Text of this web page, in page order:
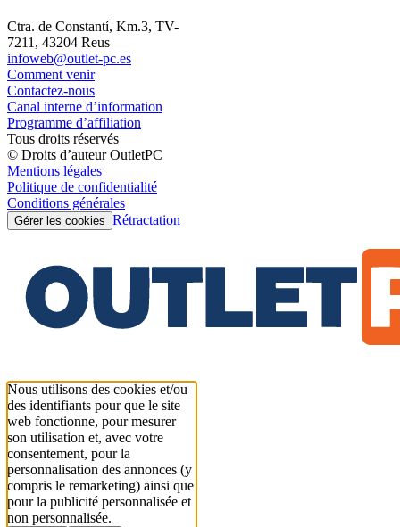
Ctra. de Constantí, Km.3, TV-
7211, 43204 Reus
infoweb@outlet-pc.es
Comment venir
Contactez-nous
Canal interne d’information
Programme d’affiliation
Tous droits réservés
© Droits d’auteur OutletPC
Mentions légales
Politique de confidentialité
Conditions générales
Gérer les cookies Rétractation
Nous utilisons des cookies et/ou
des identifiants pour que le site
web fonctionne, pour mesurer
son utilisation et, avec votre
consentement, pour la
personnalisation des annonces (y
compris le remarketing) ainsi que
pour la publicité personnalisée et
non personnalisée.